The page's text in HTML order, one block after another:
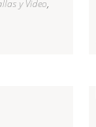
y Video,